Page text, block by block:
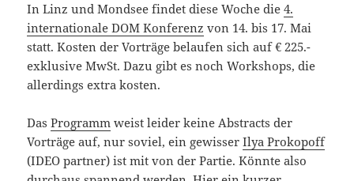
In Linz und Mondsee findet diese Woche die4.
internationale DOM Konferenz von 14. bis 17. Mai
statt. Kosten der Vorträge belaufen sich auf € 225.-
exklusive MwSt. Dazu gibt es noch Workshops, die
allerdings extra kosten.
DasProgramm weist leider keine Abstracts der
Vorträge auf, nur soviel, ein gewisserIlya Prokopoff
(IDEO partner) ist mit von der Partie. Könnte also